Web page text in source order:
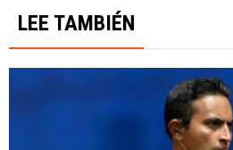
LEE TAMBIÉN